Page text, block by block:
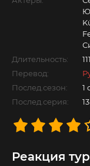
Длительность:
Перевод:
Послед.сезон:
1
Послед.серия:
Реакция